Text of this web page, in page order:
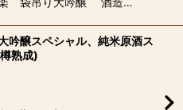
吟醸スペシャル、純米原酒ス
熟成)